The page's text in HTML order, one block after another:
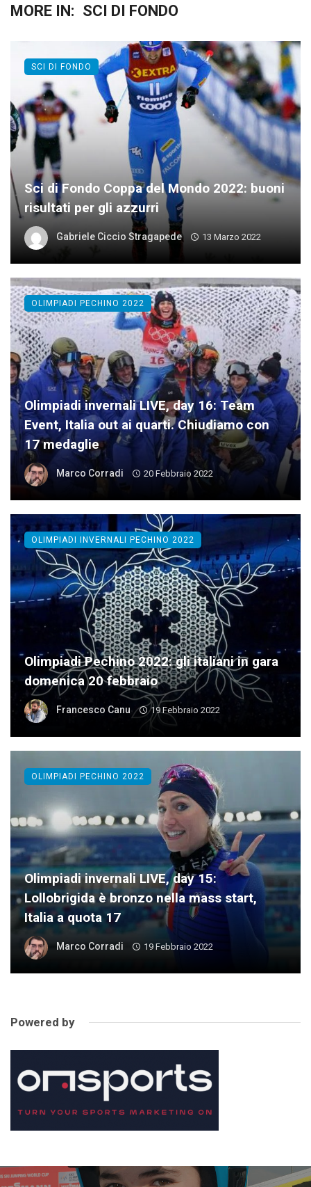
MORE IN: SCI DI FONDO
Sci di Fondo Coppa del Mondo 2022: buoni
risultati per gli azzurri
Gabriele Ciccio Stragapede 13 Marzo 2022
SCI DI FONDO
Olimpiadi invernali LIVE, day 16: Team
Event, Italia out ai quarti. Chiudiamo con
17 medaglie
Marco Corradi 20 Febbraio 2022
OLIMPIADI PECHINO 2022
Olimpiadi Pechino 2022: gli italiani in gara
domenica 20 febbraio
Francesco Canu 19 Febbraio 2022
OLIMPIADI INVERNALI PECHINO 2022
Olimpiadi invernali LIVE, day 15:
Lollobrigida è bronzo nella mass start,
Italia a quota 17
Marco Corradi 19 Febbraio 2022
OLIMPIADI PECHINO 2022
Powered by